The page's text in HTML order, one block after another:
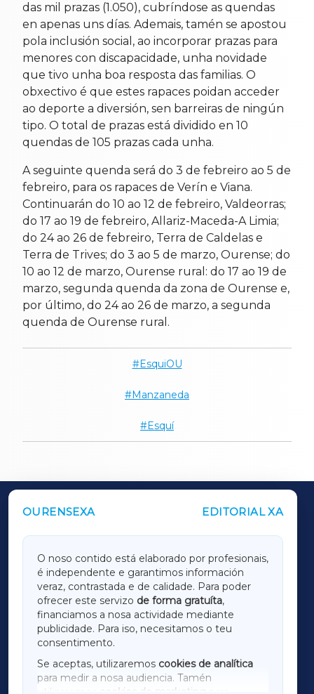
das mil prazas (1.050), cubríndose as quendas
en apenas uns días. Ademais, tamén se apostou
pola inclusión social, ao incorporar prazas para
menores con discapacidade, unha novidade
que tivo unha boa resposta das familias. O
obxectivo é que estes rapaces poidan acceder
ao deporte a diversión, sen barreiras de ningún
tipo. O total de prazas está dividido en 10
quendas de 105 prazas cada unha.
A seguinte quenda será do 3 de febreiro ao 5 de
febreiro, para os rapaces de Verín e Viana.
Continuarán do 10 ao 12 de febreiro, Valdeorras;
do 17 ao 19 de febreiro, Allariz-Maceda-A Limia;
do 24 ao 26 de febreiro, Terra de Caldelas e
Terra de Trives; do 3 ao 5 de marzo, Ourense; do
10 ao 12 de marzo, Ourense rural: do 17 ao 19 de
marzo, segunda quenda da zona de Ourense e,
por último, do 24 ao 26 de marzo, a segunda
quenda de Ourense rural.
EsquiOU
Manzaneda
Esquí
OURENSEXA EDITORIAL XA
O noso contido está elaborado por profesionais,
é independente e garantimos información
veraz, contrastada e de calidade. Para poder
ofrecer este servizo de forma gratuíta,
financiamos a nosa actividade mediante
publicidade. Para iso, necesitamos o teu
consentimento.
Se aceptas, utilizaremos cookies de analítica
para medir a nosa audiencia. Tamén
OUTROS PERIÓDICOS
LUGOXA
TERRACHAXA
AMARIÑAXA